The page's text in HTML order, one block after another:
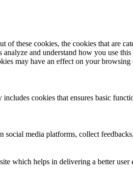
these cookies, the cookies that are
and understand how you use
may have an effect on your browsing
cookies that ensures basic
media platforms, collect
which helps in delivering a better